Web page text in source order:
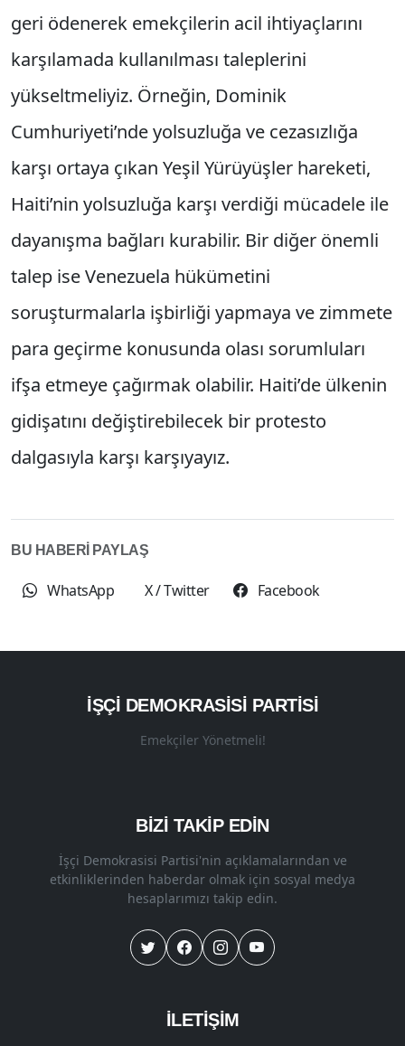
geri ödenerek emekçilerin acil ihtiyaçlarını
karşılamada kullanılması taleplerini
yükseltmeliyiz. Örneğin, Dominik
Cumhuriyeti’nde yolsuzluğa ve cezasızlığa
karşı ortaya çıkan Yeşil Yürüyüşler hareketi,
Haiti’nin yolsuzluğa karşı verdiği mücadele ile
dayanışma bağları kurabilir. Bir diğer önemli
talep ise Venezuela hükümetini
soruşturmalarla işbirliği yapmaya ve zimmete
para geçirme konusunda olası sorumluları
ifşa etmeye çağırmak olabilir. Haiti’de ülkenin
gidişatını değiştirebilecek bir protesto
dalgasıyla karşı karşıyayız.
BU HABERİ PAYLAŞ
WhatsApp X / Twitter Facebook
İŞÇI DEMOKRASISI PARTISI
Emekçiler Yönetmeli!
BİZİ TAKİP EDİN
İşçi Demokrasisi Partisi'nin açıklamalarından ve
etkinliklerinden haberdar olmak için sosyal medya
hesaplarımızı takip edin.
İLETİŞİM